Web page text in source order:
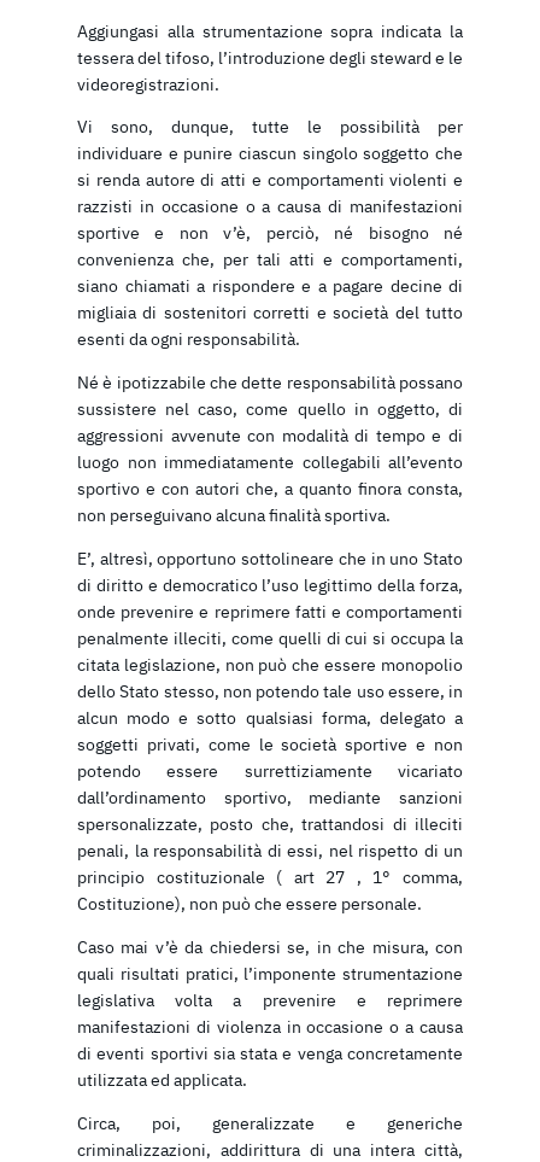
Aggiungasi alla strumentazione sopra indicata la
tessera del tifoso, l’introduzione degli steward e le
videoregistrazioni.
Vi sono, dunque, tutte le possibilità per
individuare e punire ciascun singolo soggetto che
si renda autore di atti e comportamenti violenti e
razzisti in occasione o a causa di manifestazioni
sportive e non v’è, perciò, né bisogno né
convenienza che, per tali atti e comportamenti,
siano chiamati a rispondere e a pagare decine di
migliaia di sostenitori corretti e società del tutto
esenti da ogni responsabilità.
Né è ipotizzabile che dette responsabilità possano
sussistere nel caso, come quello in oggetto, di
aggressioni avvenute con modalità di tempo e di
luogo non immediatamente collegabili all’evento
sportivo e con autori che, a quanto finora consta,
non perseguivano alcuna finalità sportiva.
E’, altresì, opportuno sottolineare che in uno Stato
di diritto e democratico l’uso legittimo della forza,
onde prevenire e reprimere fatti e comportamenti
penalmente illeciti, come quelli di cui si occupa la
citata legislazione, non può che essere monopolio
dello Stato stesso, non potendo tale uso essere, in
alcun modo e sotto qualsiasi forma, delegato a
soggetti privati, come le società sportive e non
potendo essere surrettiziamente vicariato
dall’ordinamento sportivo, mediante sanzioni
spersonalizzate, posto che, trattandosi di illeciti
penali, la responsabilità di essi, nel rispetto di un
principio costituzionale ( art 27 , 1° comma,
Costituzione), non può che essere personale.
Caso mai v’è da chiedersi se, in che misura, con
quali risultati pratici, l’imponente strumentazione
legislativa volta a prevenire e reprimere
manifestazioni di violenza in occasione o a causa
di eventi sportivi sia stata e venga concretamente
utilizzata ed applicata.
Circa, poi, generalizzate e generiche
criminalizzazioni, addirittura di una intera città,